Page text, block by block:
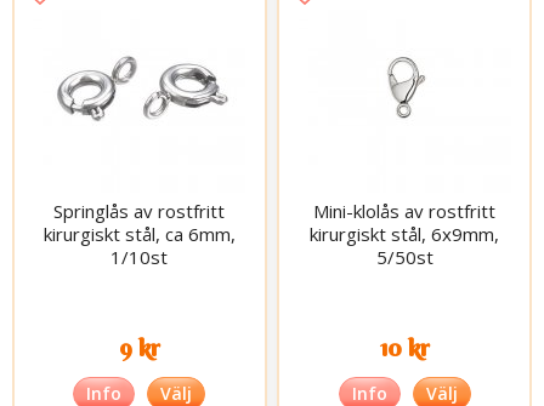
Springlås av rostfritt
kirurgiskt stål, ca 6mm,
1/10st
9 kr
Info Välj
Mini-klolås av rostfritt
kirurgiskt stål, 6x9mm,
5/50st
10 kr
Info Välj